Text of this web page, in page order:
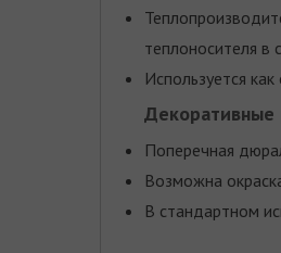
теплоносителя в
Используется
Декоративные
Поперечная
Возможна
В стандартном